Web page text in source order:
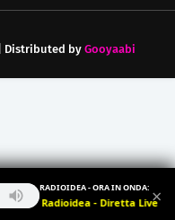
RADIOIDEA - ORA IN ONDA:
Radioidea - Diretta Live ×
| Distributed by Gooyaabi